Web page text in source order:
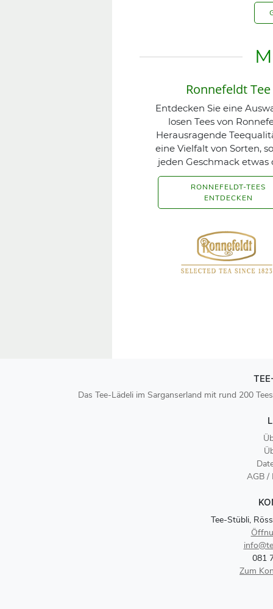
Ronnefeldt Tee
Entdecken Sie eine
losen Tees von
Herausragende
eine Vielfalt von Sorten,
jeden Geschmack etwas
RONNEFELDT-TEES
ENTDECKEN
Das Tee-Lädeli im Sarganserland mit rund 200
AGB /
Tee-Stübli,
081
Zum